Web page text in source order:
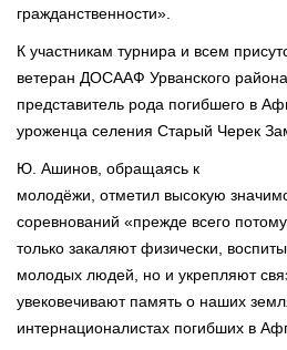
гражданственности».
К участникам турнира и всем
ветеран ДОСААФ Урванского
представитель рода погибшего в
уроженца селения Старый Черек
Ю. Ашинов, обращаясь к
молодёжи, отметил высокую
соревнований «прежде всего
только закаляют физически,
молодых людей, но и укрепляют
увековечивают память о наших
интернационалистах погибших в